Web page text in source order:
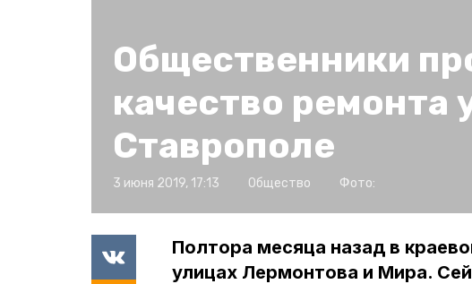
Общественники
качество ремонта
Ставрополе
3 июня 2019, 17:13 Общество Фото:
Полтора месяца назад в
улицах Лермонтова и Мира.